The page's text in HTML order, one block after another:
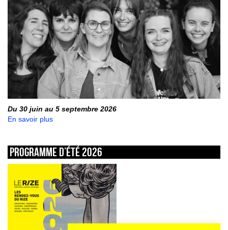
Du 30 juin au 5 septembre 2026
En savoir plus
Programme d’été 2026